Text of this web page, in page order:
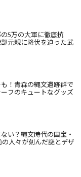
5万の大軍に徹底抗
元親に降伏を迫った武
！青森の縄文遺跡群で
フのキュートなグッズ
い？縄文時代の国宝・
人々が刻んだ謎とデザ